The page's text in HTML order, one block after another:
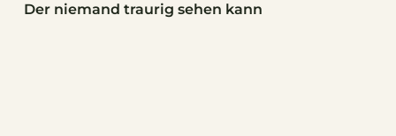
Der niemand traurig sehen kann